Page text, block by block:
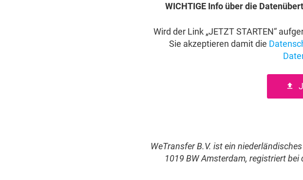
WICHTIGE Info über die
Wird der Link „JETZT STARTEN“
Sie akzeptieren damit die
file_upload
WeTransfer B.V. ist ein
1019 BW Amsterdam, registriert